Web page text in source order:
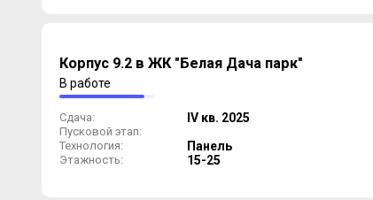
Корпус 9.2 в ЖК "Белая Дача парк"
В работе
Сдача: IV кв. 2025
Пусковой этап:
Технология:
Панель
Этажность: 15-25